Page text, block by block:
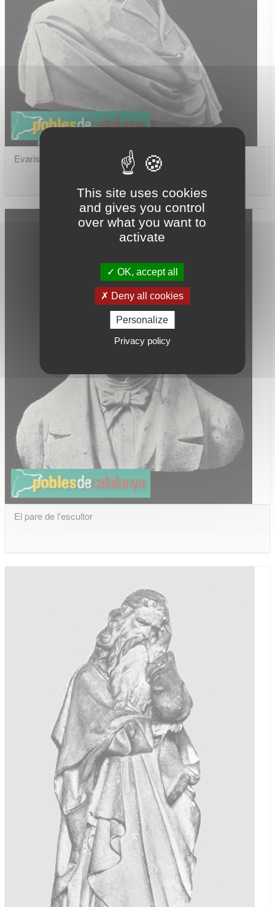
Evarist Arnús (Asil Arnús)
El pare de l'escultor
This site uses cookies
and gives you control
over what you want to
activate
OK, accept all
Deny all cookies
Personalize
Privacy policy